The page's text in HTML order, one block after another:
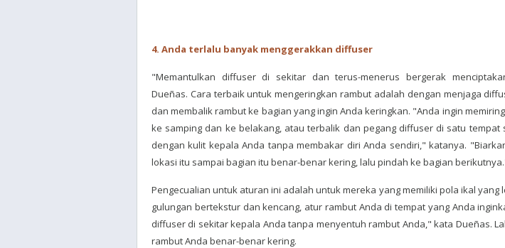
4. Anda terlalu banyak menggerakkan diffuser
"Memantulkan diffuser di sekitar dan terus-menerus bergerak
Dueñas. Cara terbaik untuk mengeringkan rambut adalah dengan menjaga
dan membalik rambut ke bagian yang ingin Anda keringkan. "Anda ingin
ke samping dan ke belakang, atau terbalik dan pegang diffuser di satu tempat
dengan kulit kepala Anda tanpa membakar diri Anda sendiri," katanya.
lokasi itu sampai bagian itu benar-benar kering, lalu pindah ke bagian
Pengecualian untuk aturan ini adalah untuk mereka yang memiliki pola ikal yang
gulungan bertekstur dan kencang, atur rambut Anda di tempat yang Anda
diffuser di sekitar kepala Anda tanpa menyentuh rambut Anda," kata Dueñas.
rambut Anda benar-benar kering.